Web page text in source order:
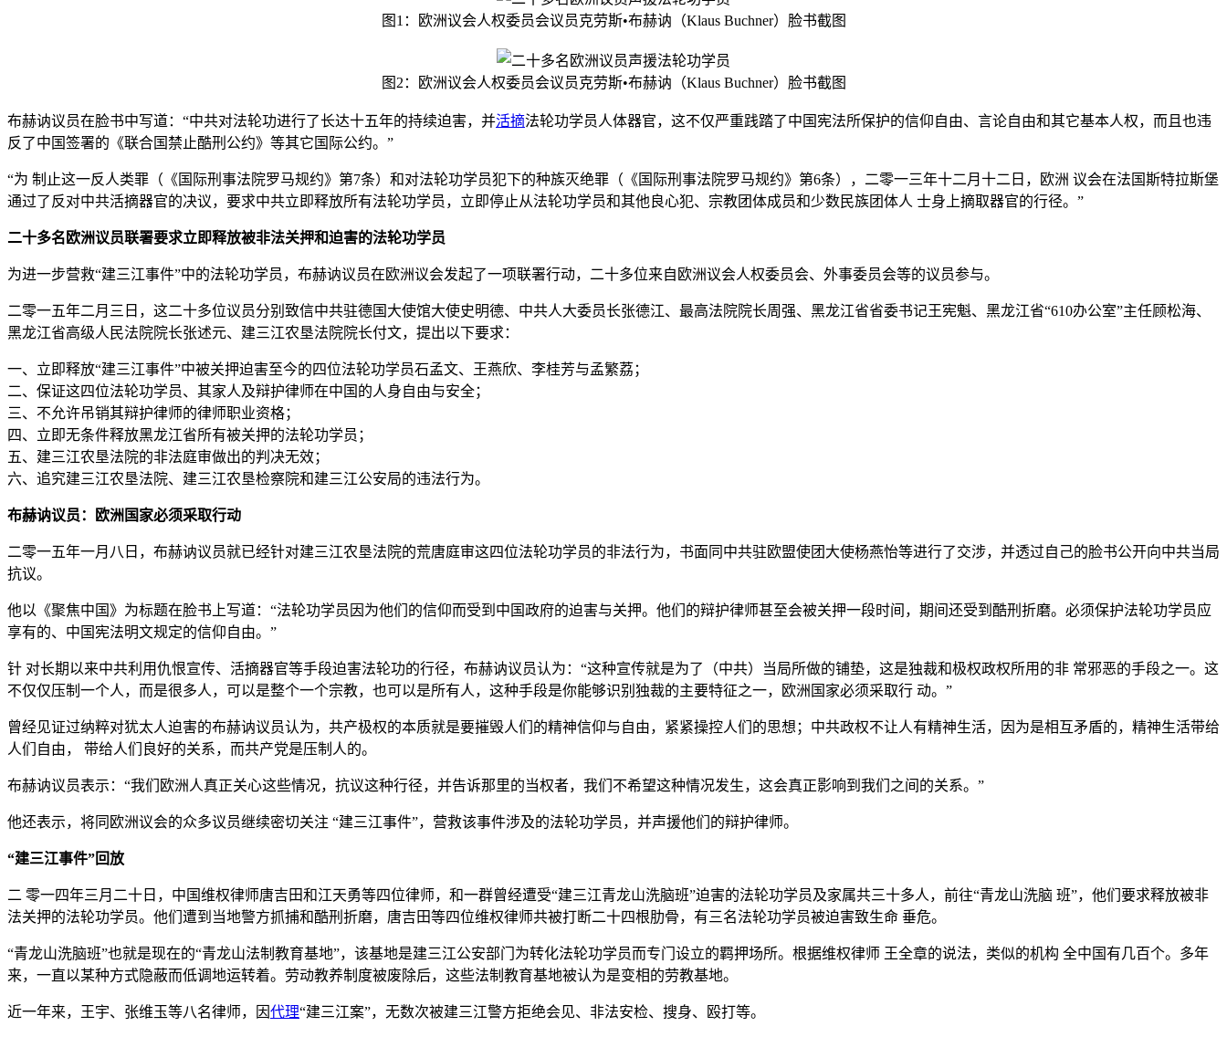
图1：欧洲议会人权委员会议员克劳斯•布赫讷（Klaus Buchner）脸书截图
图2：欧洲议会人权委员会议员克劳斯•布赫讷（Klaus Buchner）脸书截图
布赫讷议员在脸书中写道：“中共对法轮功进行了长达十五年的持续迫害，并活摘法轮功学员人体器官，这不仅严重践踏了中国宪法所保护的信仰自由、言论自由和其它基本人权，而且也违
反了中国签署的《联合国禁止酷刑公约》等其它国际公约。”
“为 制止这一反人类罪（《国际刑事法院罗马规约》第7条）和对法轮功学员犯下的种族灭绝罪（《国际刑事法院罗马规约》第6条），二零一三年十二月十二日，欧洲 议会在法国斯特拉斯堡
通过了反对中共活摘器官的决议，要求中共立即释放所有法轮功学员，立即停止从法轮功学员和其他良心犯、宗教团体成员和少数民族团体人 士身上摘取器官的行径。”
二十多名欧洲议员联署要求立即释放被非法关押和迫害的法轮功学员
为进一步营救“建三江事件”中的法轮功学员，布赫讷议员在欧洲议会发起了一项联署行动，二十多位来自欧洲议会人权委员会、外事委员会等的议员参与。
二零一五年二月三日，这二十多位议员分别致信中共驻德国大使馆大使史明德、中共人大委员长张德江、最高法院院长周强、黑龙江省省委书记王宪魁、黑龙江省“610办公室”主任顾松海、
黑龙江省高级人民法院院长张述元、建三江农垦法院院长付文，提出以下要求：
一、立即释放“建三江事件”中被关押迫害至今的四位法轮功学员石孟文、王燕欣、李桂芳与孟繁荔；
二、保证这四位法轮功学员、其家人及辩护律师在中国的人身自由与安全；
三、不允许吊销其辩护律师的律师职业资格；
四、立即无条件释放黑龙江省所有被关押的法轮功学员；
五、建三江农垦法院的非法庭审做出的判决无效；
六、追究建三江农垦法院、建三江农垦检察院和建三江公安局的违法行为。
布赫讷议员：欧洲国家必须采取行动
二零一五年一月八日，布赫讷议员就已经针对建三江农垦法院的荒唐庭审这四位法轮功学员的非法行为，书面同中共驻欧盟使团大使杨燕怡等进行了交涉，并透过自己的脸书公开向中共当局
抗议。
他以《聚焦中国》为标题在脸书上写道：“法轮功学员因为他们的信仰而受到中国政府的迫害与关押。他们的辩护律师甚至会被关押一段时间，期间还受到酷刑折磨。必须保护法轮功学员应
享有的、中国宪法明文规定的信仰自由。”
针 对长期以来中共利用仇恨宣传、活摘器官等手段迫害法轮功的行径，布赫讷议员认为：“这种宣传就是为了（中共）当局所做的铺垫，这是独裁和极权政权所用的非 常邪恶的手段之一。这
不仅仅压制一个人，而是很多人，可以是整个一个宗教，也可以是所有人，这种手段是你能够识别独裁的主要特征之一，欧洲国家必须采取行 动。”
曾经见证过纳粹对犹太人迫害的布赫讷议员认为，共产极权的本质就是要摧毁人们的精神信仰与自由，紧紧操控人们的思想；中共政权不让人有精神生活，因为是相互矛盾的，精神生活带给
人们自由， 带给人们良好的关系，而共产党是压制人的。
布赫讷议员表示：“我们欧洲人真正关心这些情况，抗议这种行径，并告诉那里的当权者，我们不希望这种情况发生，这会真正影响到我们之间的关系。”
他还表示，将同欧洲议会的众多议员继续密切关注 “建三江事件”，营救该事件涉及的法轮功学员，并声援他们的辩护律师。
“建三江事件”回放
二 零一四年三月二十日，中国维权律师唐吉田和江天勇等四位律师，和一群曾经遭受“建三江青龙山洗脑班”迫害的法轮功学员及家属共三十多人，前往“青龙山洗脑 班”，他们要求释放被非
法关押的法轮功学员。他们遭到当地警方抓捕和酷刑折磨，唐吉田等四位维权律师共被打断二十四根肋骨，有三名法轮功学员被迫害致生命 垂危。
“青龙山洗脑班”也就是现在的“青龙山法制教育基地”，该基地是建三江公安部门为转化法轮功学员而专门设立的羁押场所。根据维权律师 王全章的说法，类似的机构 全中国有几百个。多年
来，一直以某种方式隐蔽而低调地运转着。劳动教养制度被废除后，这些法制教育基地被认为是变相的劳教基地。
近一年来，王宇、张维玉等八名律师，因代理“建三江案”，无数次被建三江警方拒绝会见、非法安检、搜身、殴打等。